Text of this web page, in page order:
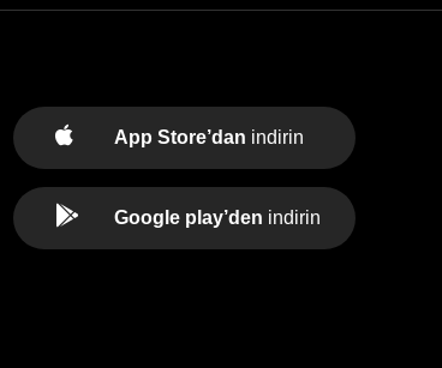
App Store’dan indirin
Google play’den indirin